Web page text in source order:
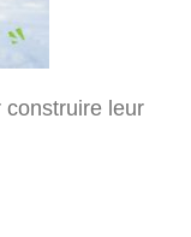
construire leur